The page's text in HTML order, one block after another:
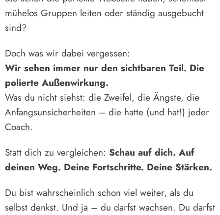
mühelos Gruppen leiten oder ständig ausgebucht
sind?
Doch was wir dabei vergessen:
Wir sehen immer nur den sichtbaren Teil. Die
polierte Außenwirkung.
Was du nicht siehst: die Zweifel, die Ängste, die
Anfangsunsicherheiten – die hatte (und hat!) jeder
Coach.
Statt dich zu vergleichen: Schau auf dich. Auf
deinen Weg. Deine Fortschritte. Deine Stärken.
Du bist wahrscheinlich schon viel weiter, als du
selbst denkst. Und ja – du darfst wachsen. Du darfst